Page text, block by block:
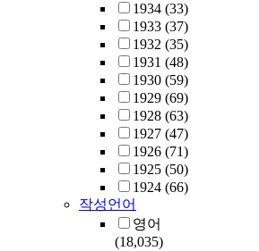
1934 (33)
1933 (37)
1932 (35)
1931 (48)
1930 (59)
1929 (69)
1928 (63)
1927 (47)
1926 (71)
1925 (50)
1924 (66)
작성언어
영어
(18,035)